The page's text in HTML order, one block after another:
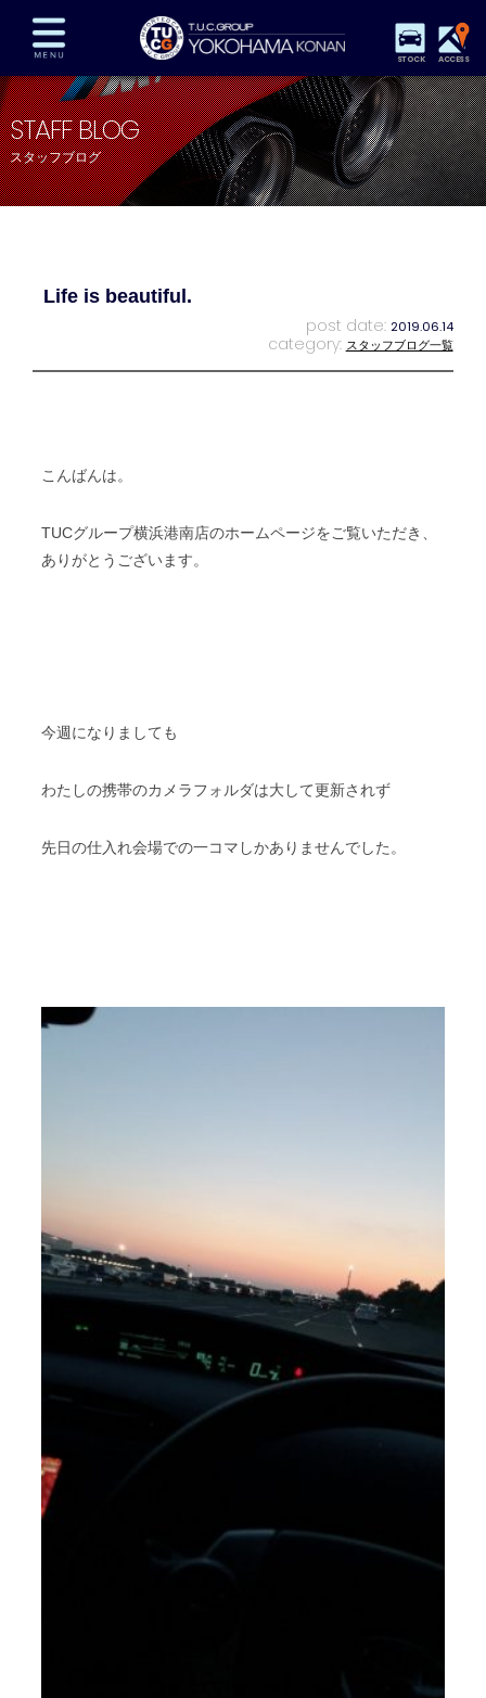
STOCK ACCESS
在庫車両情報 保証&サービス パーツリスト
TUCとは？ 店舗情報 アクセスマップ
全国納車 特別作業 注文販売
STAFF BLOG
スタッフブログ
Life is beautiful.
post date: 2019.06.14
category: スタッフブログ一覧
こんばんは。
TUCグループ横浜港南店のホームページをご覧いただき、
ありがとうございます。
今週になりましても
わたしの携帯のカメラフォルダは大して更新されず
先日の仕入れ会場での一コマしかありませんでした。